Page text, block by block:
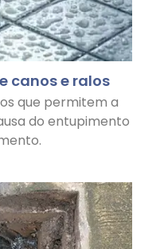
canos e ralos
que permitem a
do entupimento